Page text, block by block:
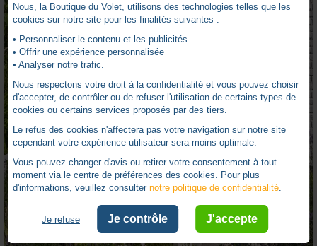
Nous, la Boutique du Volet, utilisons des technologies telles que les
cookies sur notre site pour les finalités suivantes :
• Personnaliser le contenu et les publicités
• Offrir une expérience personnalisée
• Analyser notre trafic.
Nous respectons votre droit à la confidentialité et vous pouvez choisir
d'accepter, de contrôler ou de refuser l'utilisation de certains types de
cookies ou certains services proposés par des tiers.
Le refus des cookies n'affectera pas votre navigation sur notre site
cependant votre expérience utilisateur sera moins optimale.
Vous pouvez changer d'avis ou retirer votre consentement à tout
moment via le centre de préférences des cookies. Pour plus
d'informations, veuillez consulter notre politique de confidentialité.
Je refuse Je contrôle J'accepte